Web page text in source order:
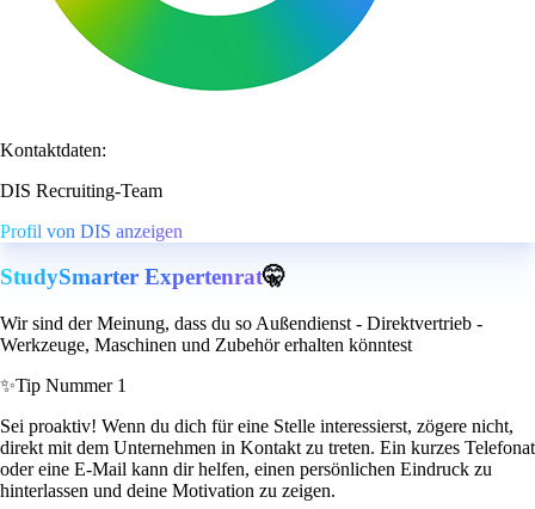
Kontaktdaten:
DIS Recruiting-Team
Profil von DIS anzeigen
StudySmarter Expertenrat🤫
Wir sind der Meinung, dass du so Außendienst - Direktvertrieb -
Werkzeuge, Maschinen und Zubehör erhalten könntest
✨Tip Nummer 1
Sei proaktiv! Wenn du dich für eine Stelle interessierst, zögere nicht,
direkt mit dem Unternehmen in Kontakt zu treten. Ein kurzes Telefonat
oder eine E-Mail kann dir helfen, einen persönlichen Eindruck zu
hinterlassen und deine Motivation zu zeigen.